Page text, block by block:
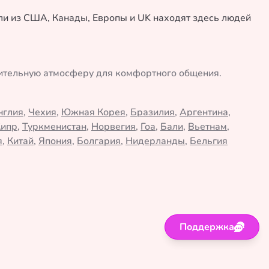
из США, Канады, Европы и UK находят здесь людей
атмосферу для комфортного общения.
, Чехия, Южная Корея, Бразилия, Аргентина,
, Туркменистан, Норвегия, Гоа, Бали, Вьетнам,
, Китай, Япония, Болгария, Нидерланды, Бельгия
Поддержка